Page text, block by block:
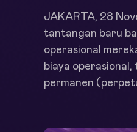
JAKARTA, 28
tantangan baru
operasional
biaya
permanen